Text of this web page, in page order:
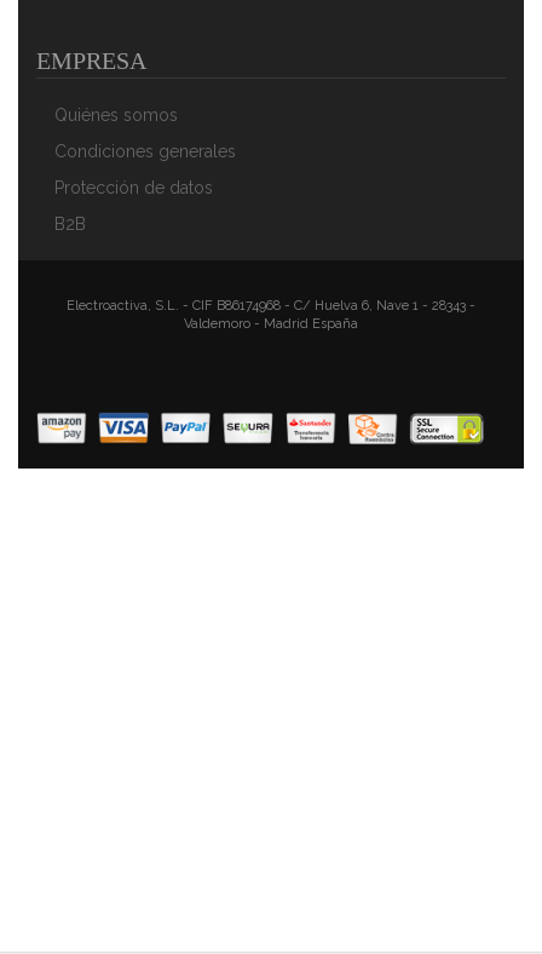
EMPRESA
Quiénes somos
Condiciones generales
Protección de datos
B2B
Electroactiva, S.L. - CIF B86174968 - C/ Huelva 6, Nave 1 - 28343 -
Valdemoro - Madrid España